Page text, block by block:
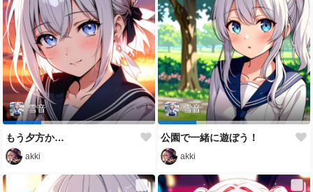
n
雪音
もう夕方か…
akki
雪音
公園で一緒に遊ぼう！
akki